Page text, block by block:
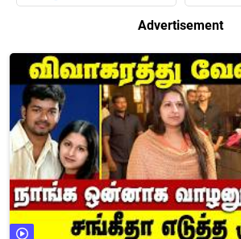
Advertisement